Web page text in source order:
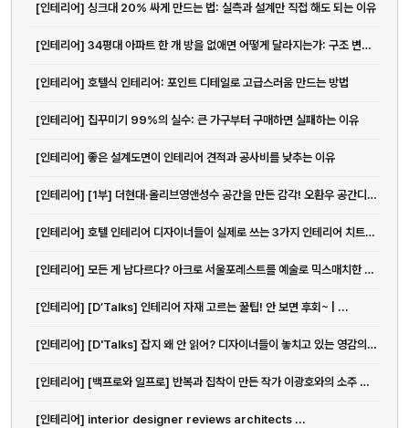
[인테리어] 싱크대 20% 싸게 만드는 법: 실측과 설계만 직접 해도 되는 이유
[인테리어] 34평대 아파트 한 개 방을 없애면 어떻게 달라지는가: 구조 변경의 정석
[인테리어] 호텔식 인테리어: 포인트 디테일로 고급스러움 만드는 방법
[인테리어] 집꾸미기 99%의 실수: 큰 가구부터 구매하면 실패하는 이유
[인테리어] 좋은 설계도면이 인테리어 견적과 공사비를 낮추는 이유
[인테리어] [1부] 더현대·올리브영앤성수 공간을 만든 감각! 오환우 공간디자이...
[인테리어] 호텔 인테리어 디자이너들이 실제로 쓰는 3가지 인테리어 치트키 | ...
[인테리어] 모든 게 남다르다? 아크로 서울포레스트를 예술로 믹스매치한 그루스튜...
[인테리어] [D’Talks] 인테리어 자재 고르는 꿀팁! 안 보면 후회~ | ...
[인테리어] [D'Talks] 잡지 왜 안 읽어? 디자이너들이 놓치고 있는 영감의 원천
[인테리어] [백프로와 일프로] 반복과 집착이 만든 작가 이광호와의 소주 한 잔
[인테리어] interior designer reviews architects ...